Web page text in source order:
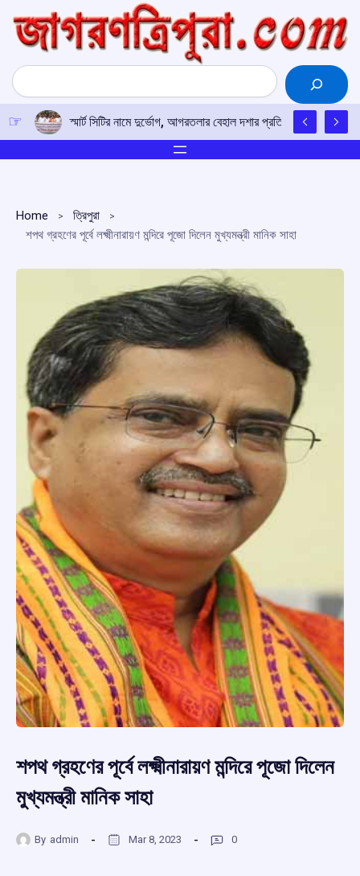
content
Search
স্মার্ট সিটির নামে দুর্ভোগ, আগরতলার বেহাল দশার প্রতিবাদে পথে সদর
Home
ত্রিপুরা
শপথ গ্রহণের পূর্বে লক্ষ্মীনারায়ণ মন্দিরে পূজো দিলেন মুখ্যমন্ত্রী মানিক সাহা
শপথ গ্রহণের পূর্বে লক্ষ্মীনারায়ণ মন্দিরে পূজো দিলেন
মুখ্যমন্ত্রী মানিক সাহা
By admin Mar 8, 2023 0